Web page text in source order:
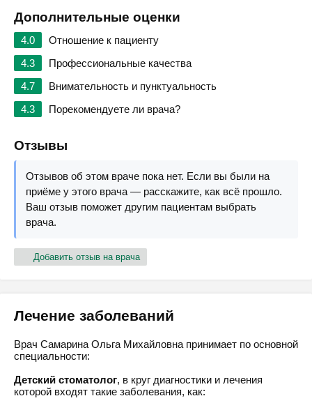
Дополнительные оценки
4.0
Отношение к пациенту
4.3
Профессиональные качества
4.7
Внимательность и пунктуальность
4.3
Порекомендуете ли врача?
Отзывы
Отзывов об этом враче пока нет. Если вы были на
приёме у этого врача — расскажите, как всё прошло.
Ваш отзыв поможет другим пациентам выбрать
врача.
Добавить отзыв на врача
Лечение заболеваний
Врач Самарина Ольга Михайловна принимает по основной
специальности:
Детский стоматолог, в круг диагностики и лечения
которой входят такие заболевания, как: